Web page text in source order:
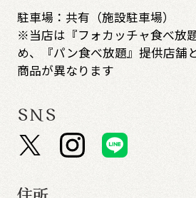
駐車場：共有（施設駐車場）
※当店は『フォカッチャ食べ放
め、『パン食べ放題』提供店舗
商品が異なります
SNS
住所